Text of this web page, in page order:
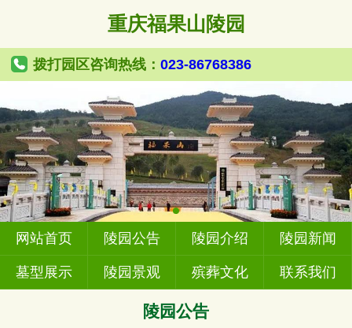
重庆福果山陵园
拨打园区咨询热线： 023-86768386
网站首页 陵园公告 陵园介绍 陵园新闻
墓型展示 陵园景观 殡葬文化 联系我们
陵园公告